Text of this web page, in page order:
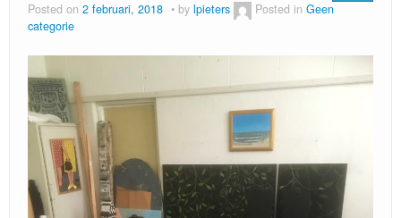
Atelier BENG
artful facilities
Kijken
Locatie / Contact
Posted on 2 februari, 2018 by lpieters Posted in Geen
categorie